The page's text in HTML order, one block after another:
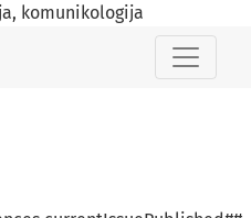
komunikologija